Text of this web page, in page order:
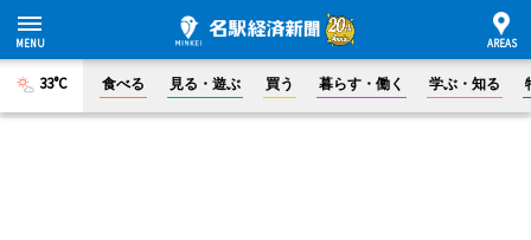
33°C 食べる 見る・遊ぶ 買う 暮らす・働く 学ぶ・知る